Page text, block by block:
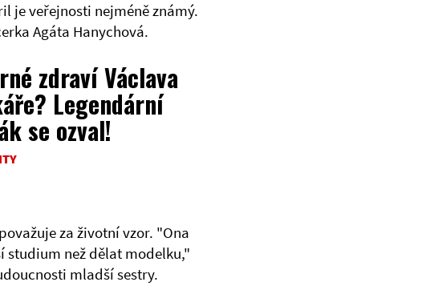
je veřejnosti nejméně známý.
Agáta Hanychová.
zdraví Václava
Legendární
se ozval!
za životní vzor. "Ona
studium než dělat modelku,"
mladší sestry.